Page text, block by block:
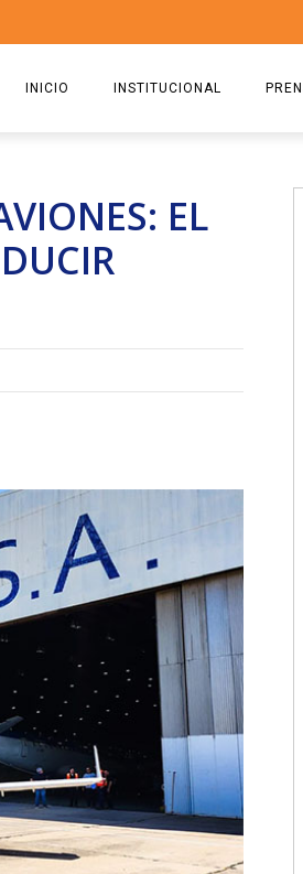
INICIO INSTITUCIONAL
ESTATUTO
COMISIÓN DIRECTIVA 2023-
EL